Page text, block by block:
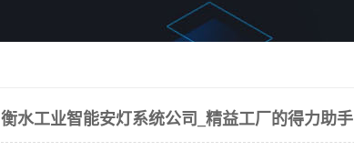
衡水工业智能安灯系统公司_精益工厂的得力助手